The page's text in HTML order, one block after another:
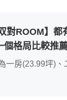
對ROOM】都
個格局比較推
一房(23.99坪)、
兩房格局、室內